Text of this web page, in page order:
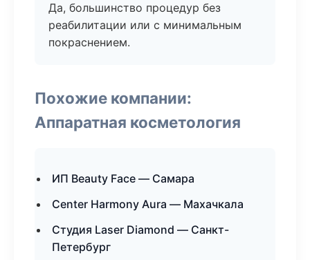
Да, большинство процедур без
реабилитации или с минимальным
покраснением.
Похожие компании:
Аппаратная косметология
ИП Beauty Face — Самара
Center Harmony Aura — Махачкала
Студия Laser Diamond — Санкт-
Петербург